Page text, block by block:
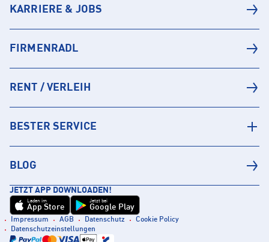
KARRIERE & JOBS
FIRMENRADL
RENT / VERLEIH
BESTER SERVICE
BLOG
JETZT APP DOWNLOADEN!
Laden im
App Store
Jetzt bei
Google Play
Impressum AGB Datenschutz
Cookie Policy
Datenschutzeinstellungen